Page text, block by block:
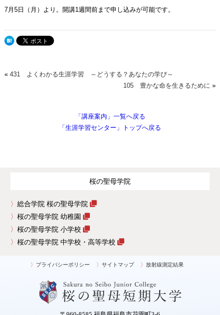
7月5日（月）より。開講1週間前まで申し込みが可能です。
« 431 よくわかる生涯学習 ～どうする？あなたの学び～
105 豊かな命を生きるために »
「講座案内」一覧へ戻る
「生涯学習センター」トップへ戻る
桜の聖母学院
総合学院 桜の聖母学院
桜の聖母学院 幼稚園
桜の聖母学院 小学校
桜の聖母学院 中学校・高等学校
プライバシーポリシー サイトマップ 放射線測定結果